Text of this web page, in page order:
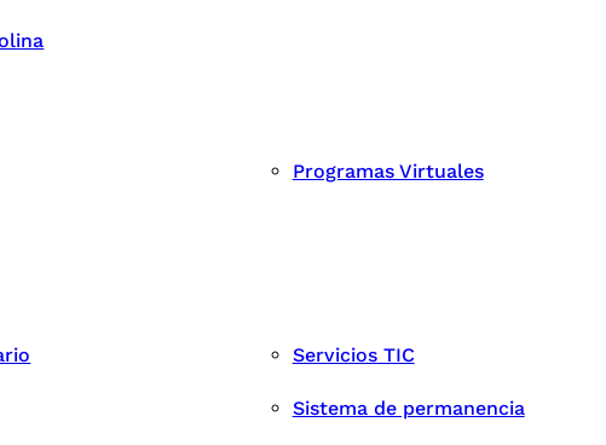
Programas Virtuales
Servicios TIC
Sistema de permanencia